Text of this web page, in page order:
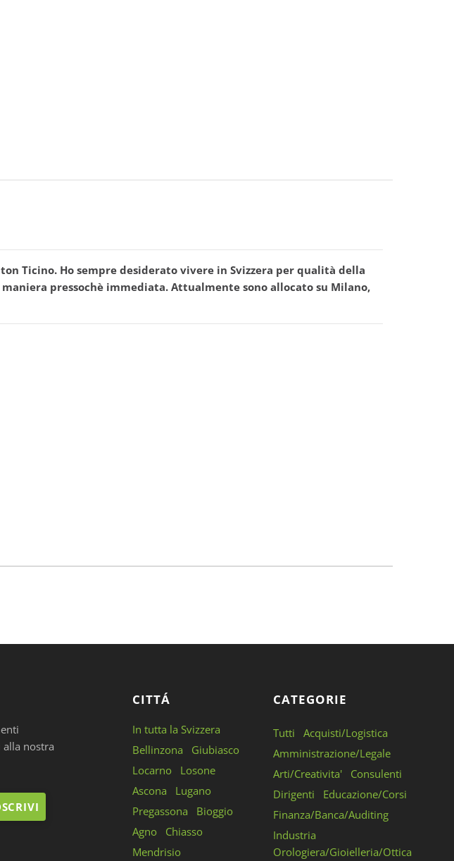
Ticino. Ho sempre desiderato vivere in Svizzera per qualità della
pressochè immediata. Attualmente sono allocato su Milano,
nostra
CITTÁ
In tutta la Svizzera
Bellinzona
Giubiasco
Locarno
Losone
Ascona
Lugano
Pregassona
Bioggio
Agno
Chiasso
Mendrisio
CATEGORIE
Tutti
Acquisti/Logistica
Amministrazione/Legale
Arti/Creativita'
Consulenti
Dirigenti
Educazione/Corsi
Finanza/Banca/Auditing
Industria
Orologiera/Gioielleria/Ottica